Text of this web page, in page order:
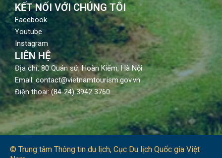
KẾT NỐI VỚI CHÚNG TÔI
Facebook
Youtube
Instagram
LIÊN HỆ
Địa chỉ: 80 Quán sứ, Hoàn Kiếm, Hà Nội
Email: contact@vietnamtourism.gov.vn
Điện thoại: (84-24) 3942 3760
© Trung tâm Thông tin du lịch​, Cục Du lịch Quốc gia Việt